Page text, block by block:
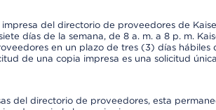
del directorio de proveedores de
días de la semana, de 8 a. m. a 8 p. m.
en un plazo de tres (3) días hábiles
de una copia impresa es una solicitud
del directorio de proveedores, esta